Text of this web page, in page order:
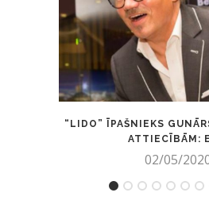
“LIDO” ĪPAŠNIEKS
ATTIECĪBĀM:
02/05/